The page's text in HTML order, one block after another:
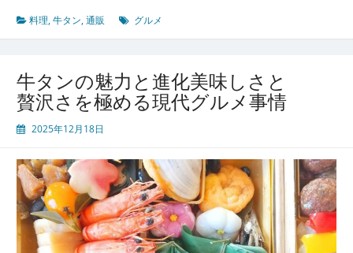
も
楽
牛
タ
の
力
と
全
国
通
料理,牛タン,通販 グルメ
牛タンの魅力と進化美味しさと
贅沢さを極める現代グルメ事情
2025年12月18日